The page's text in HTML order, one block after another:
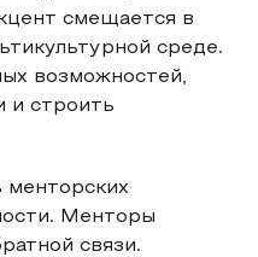
смещается в
среде.
возможностей,
и строить
менторских
Менторы
связи.